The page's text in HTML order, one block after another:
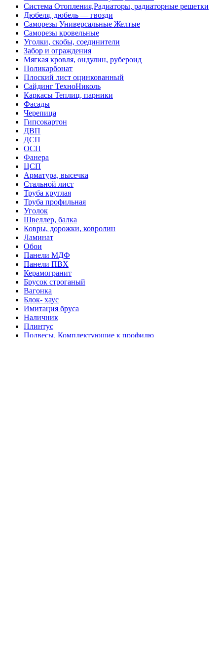
Система Отопления,Радиаторы, радиаторные решетки
Дюбеля, дюбель — гвозди
Саморезы Универсальные Желтые
Саморезы кровельные
Уголки, скобы, соединители
Забор и ограждения
Мягкая кровля, ондулин, рубероид
Поликарбонат
Плоский лист оцинкованный
Сайдинг ТехноНиколь
Каркасы Теплиц, парники
Фасады
Черепица
Гипсокартон
ДВП
ДСП
ОСП
Фанера
ЦСП
Арматура, высечка
Стальной лист
Труба круглая
Труба профильная
Уголок
Швеллер, балка
Ковры, дорожки, ковролин
Ламинат
Обои
Панели МДФ
Панели ПВХ
Керамогранит
Брусок строганый
Вагонка
Блок- хаус
Имитация бруса
Наличник
Плинтус
Подвесы, Комплектующие к профилю